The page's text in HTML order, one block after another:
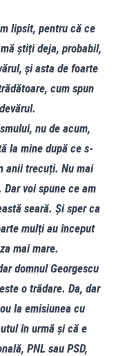
lipsit, pentru că ce
știți deja, probabil,
și asta de foarte
cum spun
nu de acum,
la mine după ce s-
anii trecuți. Nu mai
voi spune ce am
seară. Și sper ca
mulți au început
mai mare.
domnul Georgescu
o trădare. Da, dar
la emisiunea cu
în urmă și că e
PNL sau PSD,